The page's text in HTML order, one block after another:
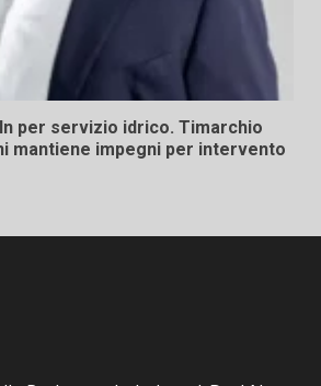
per servizio idrico. Timarchio
mantiene impegni per intervento